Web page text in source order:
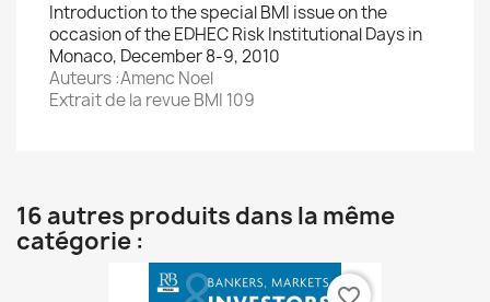
Introduction to the special BMI issue on the
occasion of the EDHEC Risk Institutional Days in
Monaco, December 8-9, 2010
Auteurs :Amenc Noel
Extrait de la revue BMI 109
16 autres produits dans la même
catégorie :
favorite_border